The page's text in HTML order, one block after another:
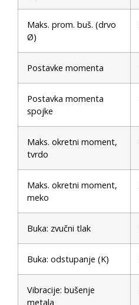
Maks. prom. buš. (drvo
Ø)
Postavke momenta
Postavka momenta
spojke
Maks. okretni moment,
tvrdo
Maks. okretni moment,
meko
Buka: zvučni tlak
Buka: odstupanje (K)
Vibracije: bušenje
metala